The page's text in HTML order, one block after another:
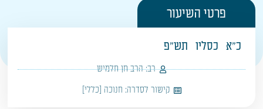
פרטי השיעור
כ"א כסליו תש"פ
רב: הרב חן חלמיש
קישור לסדרה: חנוכה [כללי]